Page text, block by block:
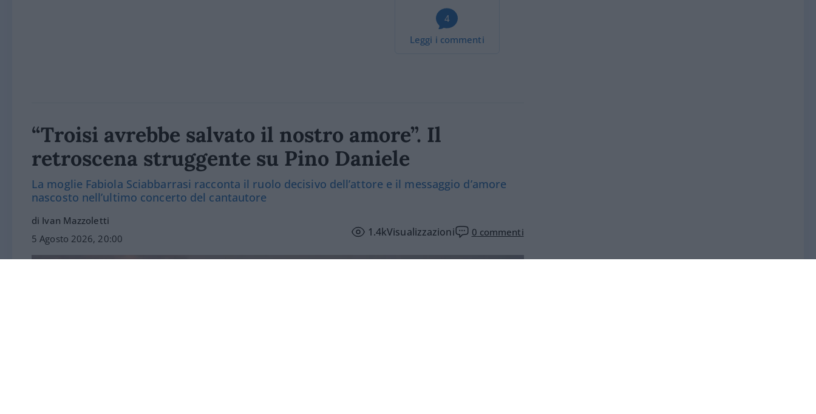
4
Leggi i commenti
“Troisi avrebbe salvato il nostro amore”. Il
retroscena struggente su Pino Daniele
La moglie Fabiola Sciabbarrasi racconta il ruolo decisivo dell’attore e il messaggio d’amore
nascosto nell’ultimo concerto del cantautore
di Ivan Mazzoletti
5 Agosto 2026, 20:00
1.4kVisualizzazioni 0 commenti